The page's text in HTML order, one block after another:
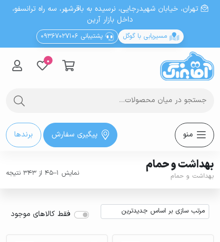
تهران، خيابان شهيدرجايى، نرسیده به باقرشهر، سه راه ترانسفو،
داخل بازار آرین
مسیریابی با گوگل پشتیبانی 09367027106
0
منو پیگیری سفارش برندها
بهداشت و حمام
بهداشت و حمام نمایش 1–45 از 343 نتیجه
فقط کالاهای موجود